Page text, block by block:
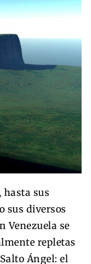
hasta sus
sus diversos
Venezuela se
repletas
Ángel: el